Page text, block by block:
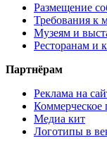
Размещение
Требования к
Музеям и
Ресторанам и
Партнёрам
Реклама на
Коммерческое
Медиа кит
Логотипы в